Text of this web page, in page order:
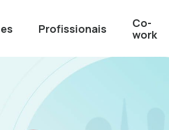
Profissionais
Co-
work